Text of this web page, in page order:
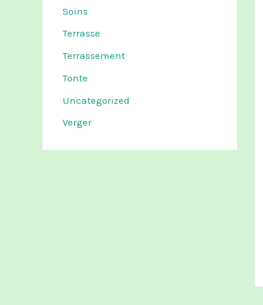
Soins
Terrasse
Terrassement
Tonte
Uncategorized
Verger